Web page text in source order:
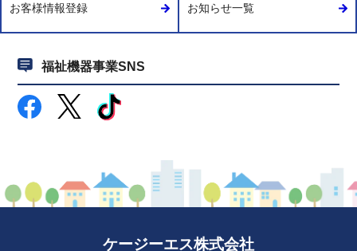
お客様情報登録 お知らせ一覧
福祉機器事業SNS
ケージーエス株式会社